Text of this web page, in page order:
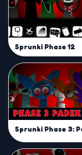
Sprunki Phase 12